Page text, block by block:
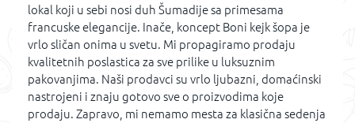
lokal koji u sebi nosi duh Šumadije sa primesama
francuske elegancije. Inače, koncept Boni kejk šopa je
vrlo sličan onima u svetu. Mi propagiramo prodaju
kvalitetnih poslastica za sve prilike u luksuznim
pakovanjima. Naši prodavci su vrlo ljubazni, domaćinski
nastrojeni i znaju gotovo sve o proizvodima koje
prodaju. Zapravo, mi nemamo mesta za klasična sedenja